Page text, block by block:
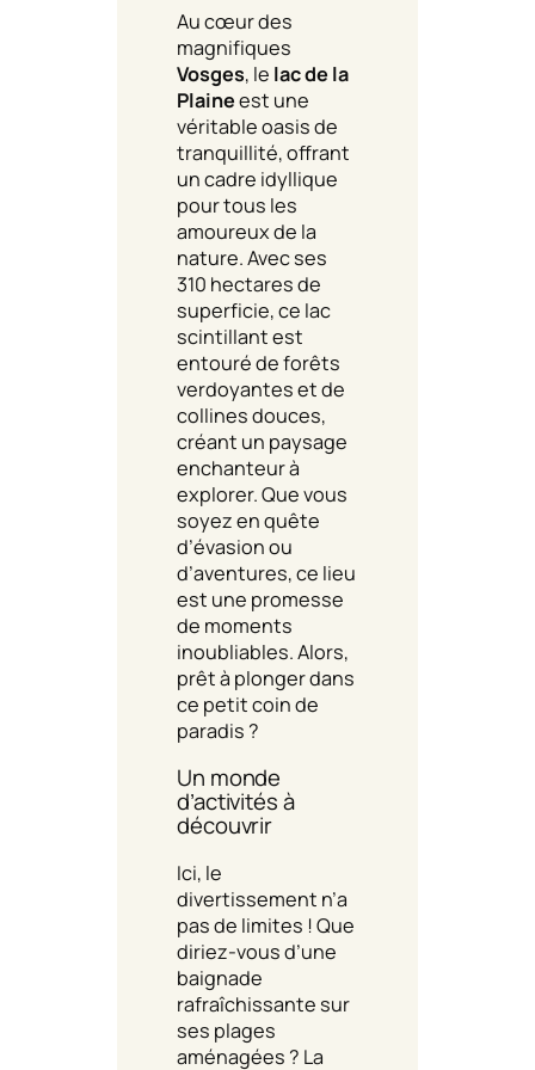
Au cœur des
magnifiques
Vosges, le lac de la
Plaineest une
véritable oasis de
tranquillité, offrant
un cadre idyllique
pour tous les
amoureux de la
nature. Avec ses
310 hectares de
superficie, ce lac
scintillant est
entouré de forêts
verdoyantes et de
collines douces,
créant un paysage
enchanteur à
explorer. Que vous
soyez en quête
d’évasion ou
d’aventures, ce lieu
est une promesse
de moments
inoubliables. Alors,
prêt à plonger dans
ce petit coin de
paradis ?
Un monde
d’activités à
découvrir
Ici, le
divertissement n’a
pas de limites ! Que
diriez-vous d’une
baignade
rafraîchissante sur
ses plages
aménagées ? La